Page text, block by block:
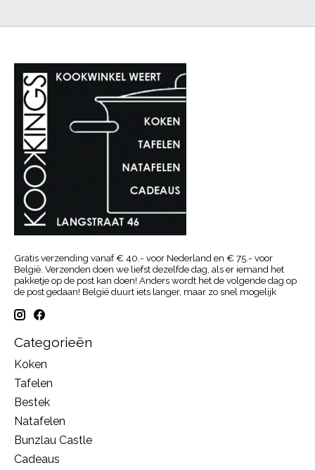
Gratis verzending vanaf € 40.- voor Nederland en € 75.- voor
België. Verzenden doen we liefst dezelfde dag, als er iemand het
pakketje op de post kan doen! Anders wordt het de volgende dag op
de post gedaan! België duurt iets langer, maar zo snel mogelijk
Categorieën
Koken
Tafelen
Bestek
Natafelen
Bunzlau Castle
Cadeaus